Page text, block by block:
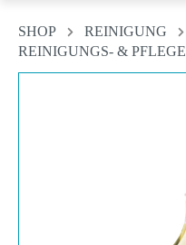
SHOP
REINIGUNG
REINIGUNGS- &